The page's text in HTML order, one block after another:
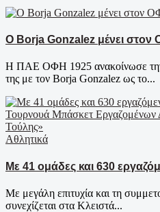
Ο Borja Gonzalez μένει στον
Η ΠΑΕ ΟΦΗ 1925 ανακοίνωσε την
της με τον Borja Gonzalez ως το...
Αθλητικά
Με 41 ομάδες και 630
Με μεγάλη επιτυχία και τη
συνεχίζεται στα Κλειστά...